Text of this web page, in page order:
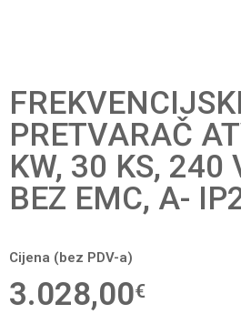
FREKVENCIJSKI
PRETVARAČ
KW, 30 KS, 240
BEZ EMC, A-
Cijena (bez PDV-a)
3.028,00€